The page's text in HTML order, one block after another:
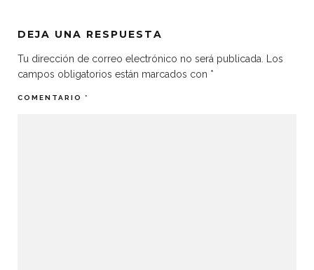
DEJA UNA RESPUESTA
Tu dirección de correo electrónico no será publicada.
Los
campos obligatorios están marcados con *
COMENTARIO *